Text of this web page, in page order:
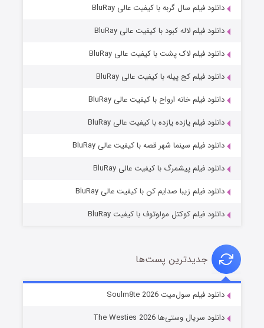
قسمت۷ (زیرنویس) منتشر شد
خاندان اژدها فصل ۳
دانلود فیلم سال گربه با کیفیت عالی BluRay
دانلود فیلم لاله کبود با کیفیت عالی BluRay
دانلود فیلم لاک پشت با کیفیت عالی BluRay
دانلود فیلم کج‌ پیله با کیفیت عالی BluRay
دانلود فیلم خانه ارواح با کیفیت عالی BluRay
دانلود فیلم یازده یازده با کیفیت عالی BluRay
دانلود فیلم سینما شهر قصه با کیفیت عالی BluRay
دانلود فیلم پیشمرگ با کیفیت عالی BluRay
دانلود فیلم زیبا صدایم کن با کیفیت عالی BluRay
دانلود فیلم کوکتل مولوتوف با کیفیت BluRay
جدیدترین پست‌ها
دانلود فیلم سول‌میت Soulm8te 2026
دانلود سریال وستی‌ها The Westies 2026